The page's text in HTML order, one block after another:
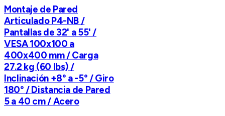
Montaje de Pared
Articulado P4-NB /
Pantallas de 32' a 55' /
VESA 100x100 a
400x400 mm / Carga
27.2 kg (60 lbs) /
Inclinación +8° a -5° / Giro
180° / Distancia de Pared
5 a 40 cm / Acero